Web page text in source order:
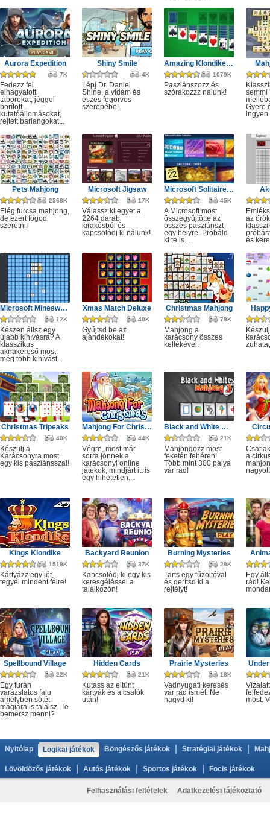
Aurora Expedition
7K
Fedezz fel
elhagyatott
táborokat, jéggel
borított
kutatóállomásokat,
rejtett barlangokat...
Shiny Smile
4K
Lépj Dr. Daniel
Shine, a vidám és
eszes fogorvos
szerepébe!
Amazing Klondike Solitaire
1079K
Pasziánszozz és
szórakozzz nálunk!
semmi
Gyere
ingyen
Pets Mahjong
2568K
Elég furcsa mahjong,
de ezért fogod
szeretni!
Microsoft Jigsaw
17K
Válassz ki egyet a
2264 darab
kirakósból és
kapcsolódj ki nálunk!
Microsoft Solitaire Collection
45K
A Microsoft most
összegyűjtötte az
összes pasziánszt
egy helyre. Próbáld
ki te is...
az örök
és
Microsoft Minesweeper
12K
Készen állsz egy
újabb kihívásra? A
klasszikus
aknakereső most
még több kihívást...
Xmas Match Deluxe
40K
Gyűjtsd be az
ajándékokat!
Christmas Mahjong
79K
Mahjong a
karácsony összes
kellékével.
Christmas Tripeaks
40K
Készülj a
Karácsonyra most
egy kis pasziánsszal!
Mahjong For Christmas
44K
Végre, most már
sorra jönnek a
karácsonyi online
játékok, mindjárt itt is
egy hihetetlen...
Black and White Mahjong 3
21K
Mahjongozz most
feketén fehéren!
Több mint 300 pálya
vár rád!
a
nagyot!
Kings Klondike
1519K
Kártyázz egy jót,
tegyél mindent félre!
Backyard Reunion
37K
Kapcsolódj ki egy kis
keresgéléssel a
találkozón!
Burning Mysteries
29K
Tarts egy tűzoltóval
és derítsd ki a
rejtélyt!
Egy
rád!
Spellbound Village
22K
Egy furán
varázslatos falu
amelyben sötét
mágiára is találsz. Te
bemersz menni?
Hidden Cards
21K
Kutass az eltűnt
kártyák és a csalók
után!
Prairie Mysteries
18K
Vadnyugati keresés
vár rád ismét. Ne
hagyd ki!
most.
Nyitólap Logikai játékok Böngészős játékok Stratégiai játékok
Lövöldözős játékok Autós játékok Sportos játékok Focis játékok
Felhasználási feltételek Adatkezelési tájékoztató